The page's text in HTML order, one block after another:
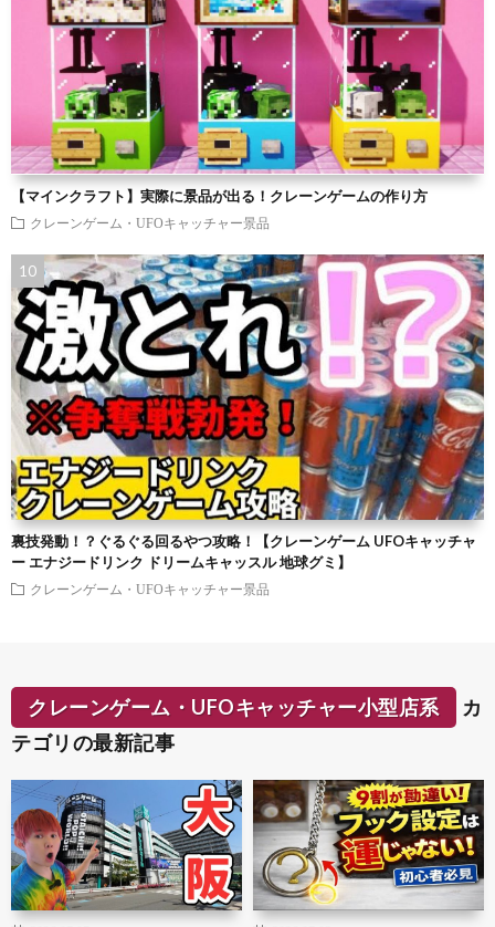
【マインクラフト】実際に景品が出る！クレーンゲームの作り方
クレーンゲーム・UFOキャッチャー景品
裏技発動！？ぐるぐる回るやつ攻略！【クレーンゲーム UFOキャッチャ
ー エナジードリンク ドリームキャッスル 地球グミ】
クレーンゲーム・UFOキャッチャー景品
クレーンゲーム・UFOキャッチャー小型店系
カ
テゴリの最新記事